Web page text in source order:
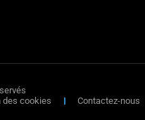
des cookies Contactez-nous